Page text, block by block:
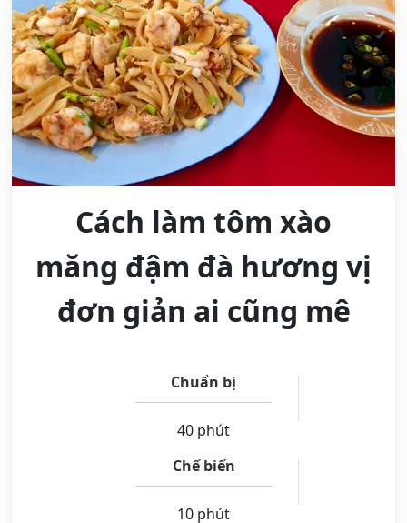
Cách làm tôm xào
măng đậm đà hương vị
đơn giản ai cũng mê
Chuẩn bị
40 phút
Chế biến
10 phút